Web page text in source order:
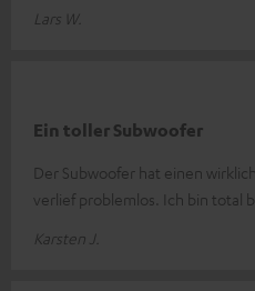
Lars W.
Ein toller Subwoofer
Der Subwoofer hat einen
verlief problemlos. Ich bin total
Karsten J.